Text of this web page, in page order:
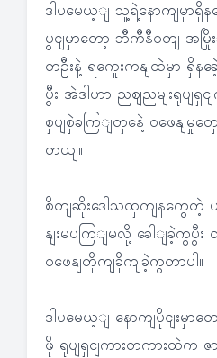
ဒါပမေယ့ျ သူ့ရဲ့နောကျမှာရှိ
ပွငျမှာတော့ ဘီကီနီဝတျ အမြို
တဦးနဲ့ ရကေူးကနျထဲမှာ ရှိန
ပွီး အဲဒါဟာ ညဈညမျးရုပျ
စှပျစှဲခကြျတှနေဲ့ ဝဖေနျမှု
တယျ။
စိတျဆိုးဒေါသထှကျနကွေ
နျးမပကြျမလို့ ခေါျခဲ့ကွပွီ
ဝဖေနျတိုကျခိုကျခဲ့ကွတာပါ။
ဒါပမေယ့ျ နောကျပိုငျးမှာ
ဖို ရုပျရှငျကားတကားထဲက ဇ